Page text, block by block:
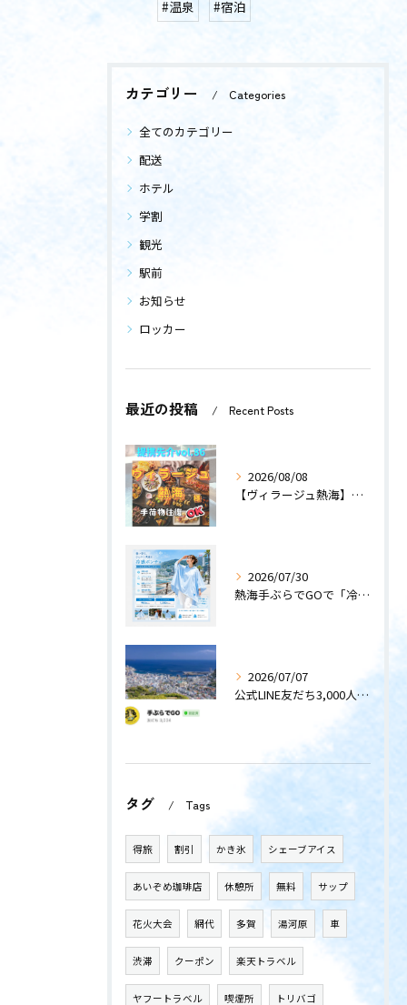
#温泉 #宿泊
カテゴリー Categories
全てのカテゴリー
配送
ホテル
学割
観光
駅前
お知らせ
ロッカー
最近の投稿 Recent Posts
2026/08/08
【ヴィラージュ熱海】〜提携先紹介〜
2026/07/30
熱海手ぶらでGOで「冷感ポンチョ」のレンタルサービスを開始します！
2026/07/07
公式LINE友だち3,000人突破！
タグ Tags
得旅 割引 かき氷 シェーブアイス
あいぞめ珈琲店 休憩所 無料 サップ
花火大会 網代 多賀 湯河原 車
渋滞 クーポン 楽天トラベル
ヤフートラベル 喫煙所 トリバゴ